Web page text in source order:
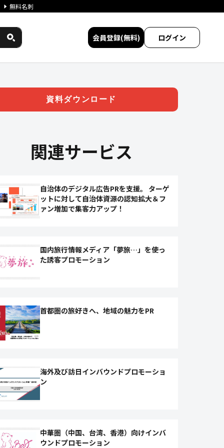
無料名刺
会員登録(無料) ログイン
資料ダウンロード
関連サービス
自治体のデジタル広告PRを支援。 ターゲ
ットに対して自治体資源の認知拡大＆フ
ァン増加で集客力アップ！
国内旅行情報メディア「夢旅…」を使っ
た誘客プロモーション
首都圏の旅好きへ、地域の魅力をPR
海外及び訪日インバウンドプロモーショ
ン
中華圏（中国、台湾、香港）向けインバ
ウンドプロモーション